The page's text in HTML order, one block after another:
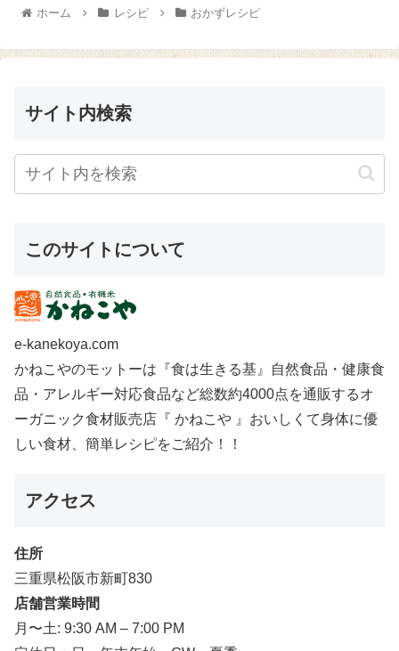
大さじ1/...
ピオカ粉末』なんですよ～!
ホーム レシピ おかずレシピ
サイト内検索
このサイトについて
e-kanekoya.com
かねこやのモットーは『食は生きる基』自然食品・健康食
品・アレルギー対応食品など総数約4000点を通販するオ
ーガニック食材販売店『 かねこや 』おいしくて身体に優
しい食材、簡単レシピをご紹介！！
アクセス
住所
三重県松阪市新町830
店舗営業時間
月〜土: 9:30 AM – 7:00 PM